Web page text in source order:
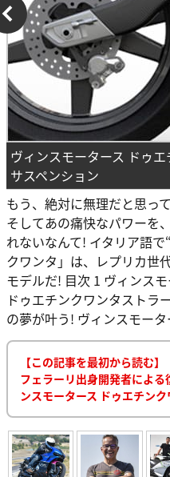
ヴィンスモータース ドゥ
サスペンション
もう、絶対に無理だと思っ
そしてあの痛快なパワーを
れないなんて! イタリア語
クワンタ」は、レプリカ世
モデルだ! 目次 1 ヴィンス
ドゥエチンクワンタストラ
の夢が叶う! ヴィンスモー
【この記事を最初から読む】
フェラーリ出身開発者によ
ンスモータース ドゥエチン